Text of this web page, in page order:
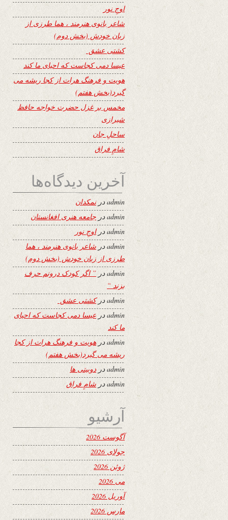
اوجِ نور
شاعر بانوی هنرمند ، هما طرزی از
زبان خودش (بخش دوم)
کشتی عشق
عیسا دمی کجاست که احیای ما کند
هویت و فرهنگ هرات از کجا ریشه می
گیرد(بخش هفتم)
مخمس بر غزل حضرت خواجه حافظ
شیرازی
ساحلِ جان
شامِ فراق
آخرین دیدگاه‌ها
adminدرنمکدان
adminدر جامعه هنری افغانستان
adminدراوجِ نور
adminدر شاعر بانوی هنرمند ، هما
طرزی از زبان خودش (بخش دوم)
adminدر ” اگر کودک درونم حرف
بزند “
adminدرکشتی عشق
adminدر عیسا دمی کجاست که احیای
ما کند
adminدر هویت و فرهنگ هرات از کجا
ریشه می گیرد(بخش هفتم)
adminدردوبیتی ها
admin در شامِ فراق
آرشیو
آگوست 2026
جولای 2026
ژوئن 2026
می 2026
آوریل 2026
مارس 2026